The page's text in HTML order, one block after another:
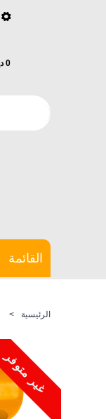
0 دينار
الرئيسية >
غير متوفر